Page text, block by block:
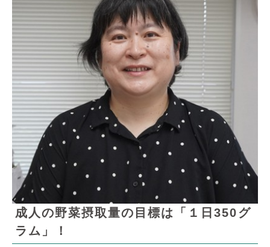
成人の野菜摂取量の目標は「１日350グ
ラム」！